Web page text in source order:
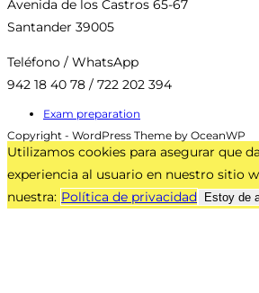
Avenida de los Castros 65-67
Santander 39005
Teléfono / WhatsApp
942 18 40 78 / 722 202 394
Exam preparation
Copyright - WordPress Theme by OceanWP
Utilizamos cookies para asegurar que
experiencia al usuario en nuestro sitio
nuestra: Política de privacidad Estoy de